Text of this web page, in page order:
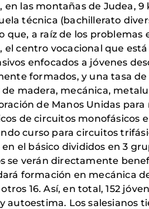
las montañas de Judea,
técnica (bachillerato
que, a raíz de los
centro vocacional que
enfocados a jóvenes
formados, y una tasa
madera, mecánica,
de Manos Unidas
de circuitos monofásicos
curso para circuitos
el básico divididos en 3
se verán directamente
formación en mecánica
16. Así, en total, 152
autoestima. Los salesianos